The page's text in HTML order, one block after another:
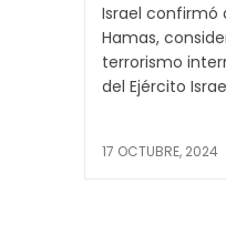
Israel confirmó
Hamas,
terrorismo
del Ejército
17 OCTUBRE, 2024